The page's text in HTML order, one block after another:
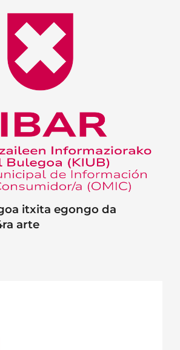
itxita egongo da
arte